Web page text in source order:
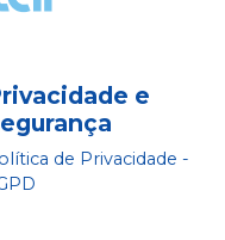
e
de Privacidade -